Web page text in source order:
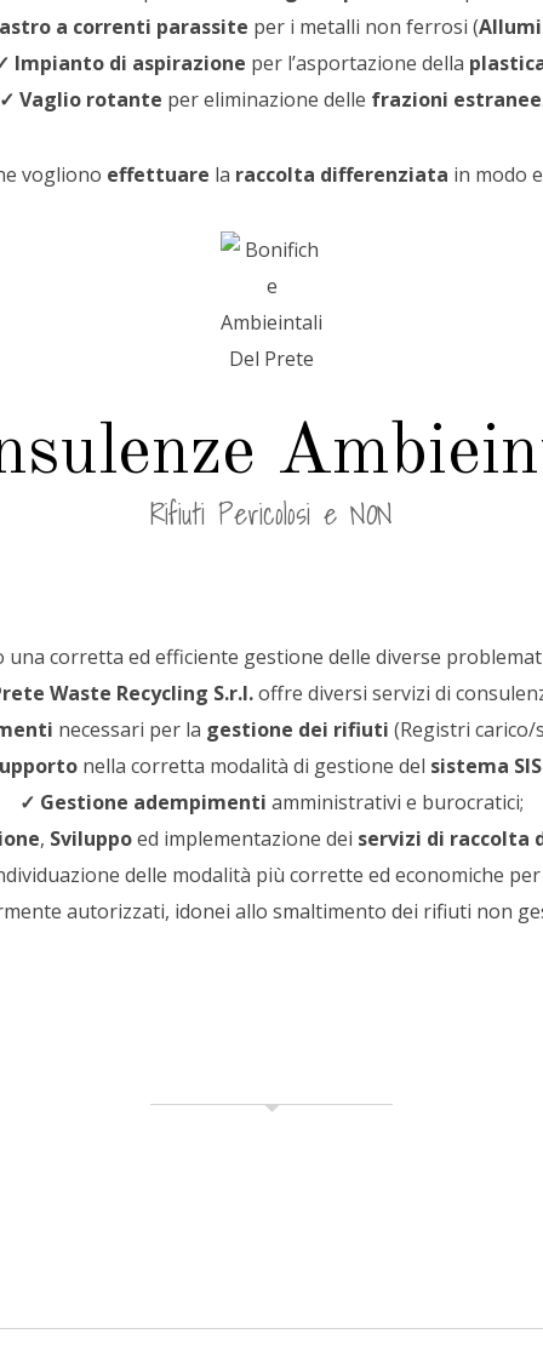
a correnti parassite per i metalli non ferrosi (
Impianto di aspirazione per l’asportazione della
Vaglio rotante per eliminazione delle frazioni estranee.
vogliono effettuare la raccolta differenziata in modo
Rifiuti Pericolosi e NON
corretta ed efficiente gestione delle diverse
Waste Recycling S.r.l.offre diversi servizi di
necessari per la gestione dei rifiuti (Registri carico/
nella corretta modalità di gestione del sistema
✓ Gestione adempimenti amministrativi e burocratici;
, Sviluppoed implementazione dei servizi di raccolta
delle modalità più corrette ed economiche
autorizzati, idonei allo smaltimento dei rifiuti non